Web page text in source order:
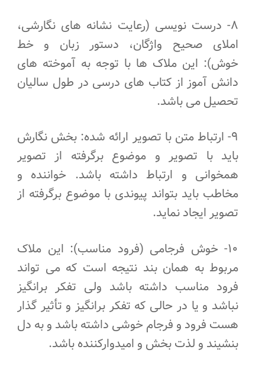
۸- درست نویسی (رعایت نشانه های نگارشی،
املای صحیح واژگان، دستور زبان و خط
خوش): این ملاک ها با توجه به آموخته های
دانش آموز از کتاب های درسی در طول سالیان
تحصیل می باشد.
۹- ارتباط متن با تصویر ارائه شده: بخش نگارش
باید با تصویر و موضوع برگرفته از تصویر
همخوانی و ارتباط داشته باشد. خواننده و
مخاطب باید بتواند پیوندی با موضوع برگرفته از
تصویر ایجاد نماید.
۱۰- خوش فرجامی (فرود مناسب): این ملاک
مربوط به همان بند نتیجه است که می تواند
فرود مناسب داشته باشد ولی تفکر برانگیز
نباشد و یا در حالی که تفکر برانگیز و تأثیر گذار
هست فرود و فرجام خوشی داشته باشد و به دل
بنشیند و لذت بخش و امیدوارکننده باشد.